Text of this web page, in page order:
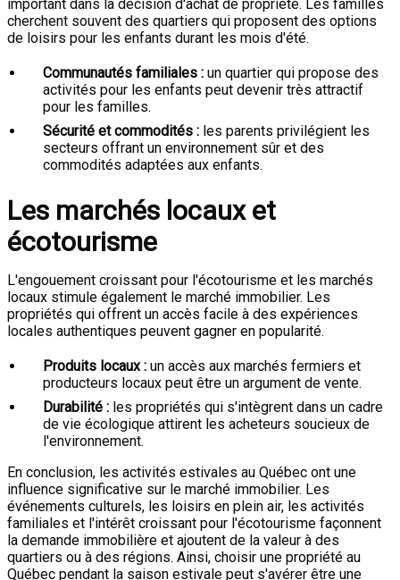
important dans la décision d'achat de propriété. Les familles
cherchent souvent des quartiers qui proposent des options
de loisirs pour les enfants durant les mois d'été.
Communautés familiales : un quartier qui propose des
activités pour les enfants peut devenir très attractif
pour les familles.
Sécurité et commodités : les parents privilégient les
secteurs offrant un environnement sûr et des
commodités adaptées aux enfants.
Les marchés locaux et
écotourisme
L'engouement croissant pour l'écotourisme et les marchés
locaux stimule également le marché immobilier. Les
propriétés qui offrent un accès facile à des expériences
locales authentiques peuvent gagner en popularité.
Produits locaux : un accès aux marchés fermiers et
producteurs locaux peut être un argument de vente.
Durabilité : les propriétés qui s'intègrent dans un cadre
de vie écologique attirent les acheteurs soucieux de
l'environnement.
En conclusion, les activités estivales au Québec ont une
influence significative sur le marché immobilier. Les
événements culturels, les loisirs en plein air, les activités
familiales et l'intérêt croissant pour l'écotourisme façonnent
la demande immobilière et ajoutent de la valeur à des
quartiers ou à des régions. Ainsi, choisir une propriété au
Québec pendant la saison estivale peut s'avérer être une